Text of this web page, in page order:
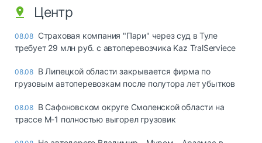
Центр
08.08 Страховая компания "Пари" через суд в Туле
требует 29 млн руб. с автоперевозчика Kaz TralServiece
08.08 В Липецкой области закрывается фирма по
грузовым автоперевозкам после полутора лет убытков
08.08 В Сафоновском округе Смоленской области на
трассе М-1 полностью выгорел грузовик